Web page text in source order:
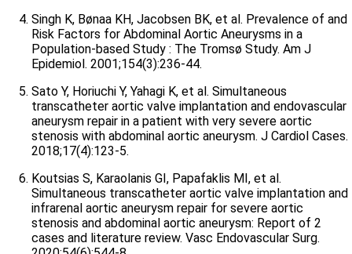
Singh K, Bønaa KH, Jacobsen BK, et al. Prevalence of and
Risk Factors for Abdominal Aortic Aneurysms in a
Population-based Study : The Tromsø Study. Am J
Epidemiol. 2001;154(3):236-44.
Sato Y, Horiuchi Y, Yahagi K, et al. Simultaneous
transcatheter aortic valve implantation and endovascular
aneurysm repair in a patient with very severe aortic
stenosis with abdominal aortic aneurysm. J Cardiol Cases.
2018;17(4):123-5.
Koutsias S, Karaolanis GI, Papafaklis MI, et al.
Simultaneous transcatheter aortic valve implantation and
infrarenal aortic aneurysm repair for severe aortic
stenosis and abdominal aortic aneurysm: Report of 2
cases and literature review. Vasc Endovascular Surg.